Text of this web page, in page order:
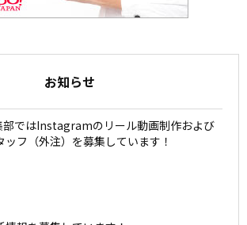
お知らせ
部ではInstagramのリール動画制作および
フ（外注）を募集しています！